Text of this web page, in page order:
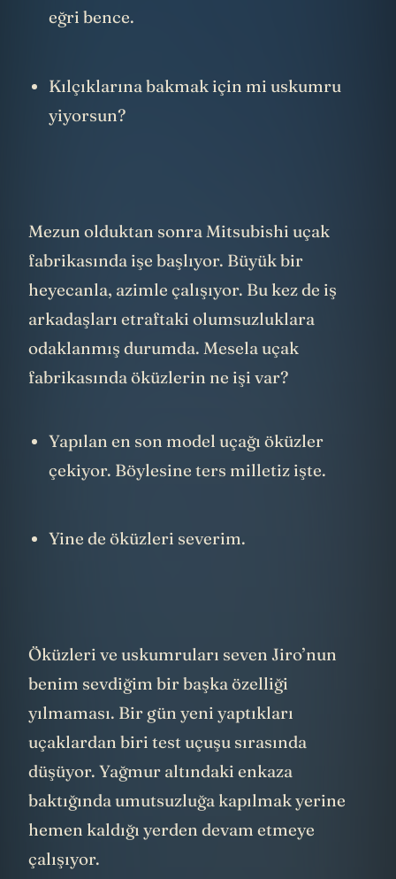
eğri bence.
Kılçıklarına bakmak için mi uskumru
yiyorsun?
Mezun olduktan sonra Mitsubishi uçak
fabrikasında işe başlıyor. Büyük bir
heyecanla, azimle çalışıyor. Bu kez de iş
arkadaşları etraftaki olumsuzluklara
odaklanmış durumda. Mesela uçak
fabrikasında öküzlerin ne işi var?
Yapılan en son model uçağı öküzler
çekiyor. Böylesine ters milletiz işte.
Yine de öküzleri severim.
Öküzleri ve uskumruları seven Jiro’nun
benim sevdiğim bir başka özelliği
yılmaması. Bir gün yeni yaptıkları
uçaklardan biri test uçuşu sırasında
düşüyor. Yağmur altındaki enkaza
baktığında umutsuzluğa kapılmak yerine
hemen kaldığı yerden devam etmeye
çalışıyor.